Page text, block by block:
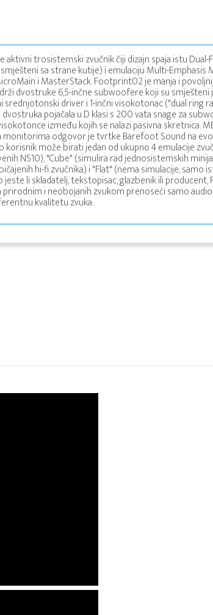
trosistemski zvučnik čiji dizajn spaja istu
sa strane kutije) i emulaciju Multi-
i MasterStack. Footprint02 je manja i
dvostruke 6,5-inčne subwoofere koji su
srednjotonski driver i 1-inčni visokotonac ("dual ring
pojačala u D klasi s 200 vata snage za
između kojih se nalazi pasivna skretnica.
monitorima odgovor je tvrtke Barefoot Sound na
korisnik može birati jedan od ukupno 4 emulacije
NS10), "Cube" (simulira rad jednosistemskih
hi-fi zvučnika) i "Flat" (nema simulacije, samo
jeste li skladatelj, tekstopisac, glazbenik ili producent,
i neobojanih zvukom prenoseći samo
kvalitetu zvuka.